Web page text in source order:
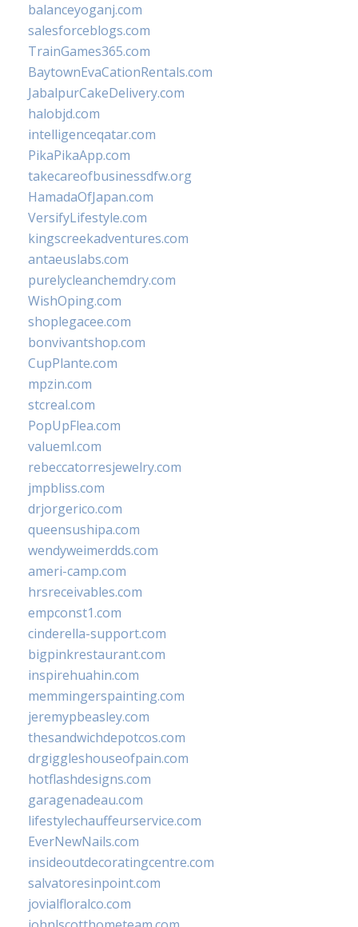
balanceyoganj.com
salesforceblogs.com
TrainGames365.com
BaytownEvaCationRentals.com
JabalpurCakeDelivery.com
halobjd.com
intelligenceqatar.com
PikaPikaApp.com
takecareofbusinessdfw.org
HamadaOfJapan.com
VersifyLifestyle.com
kingscreekadventures.com
antaeuslabs.com
purelycleanchemdry.com
WishOping.com
shoplegacee.com
bonvivantshop.com
CupPlante.com
mpzin.com
stcreal.com
PopUpFlea.com
valueml.com
rebeccatorresjewelry.com
jmpbliss.com
drjorgerico.com
queensushipa.com
wendyweimerdds.com
ameri-camp.com
hrsreceivables.com
empconst1.com
cinderella-support.com
bigpinkrestaurant.com
inspirehuahin.com
memmingerspainting.com
jeremypbeasley.com
thesandwichdepotcos.com
drgiggleshouseofpain.com
hotflashdesigns.com
garagenadeau.com
lifestylechauffeurservice.com
EverNewNails.com
insideoutdecoratingcentre.com
salvatoresinpoint.com
jovialfloralco.com